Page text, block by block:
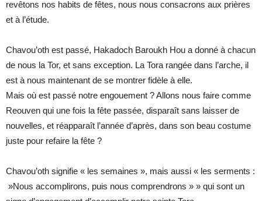
revêtons nos habits de fêtes, nous nous consacrons aux prières
et à l’étude.
Chavou’oth est passé, Hakadoch Baroukh Hou a donné à chacun
de nous la Tor, et sans exception. La Tora rangée dans l’arche, il
est à nous maintenant de se montrer fidèle à elle.
Mais où est passé notre engouement ? Allons nous faire comme
Reouven qui une fois la fête passée, disparaît sans laisser de
nouvelles, et réapparaît l’année d’après, dans son beau costume
juste pour refaire la fête ?
Chavou’oth signifie « les semaines », mais aussi « les serments :
»Nous accomplirons, puis nous comprendrons » » qui sont un